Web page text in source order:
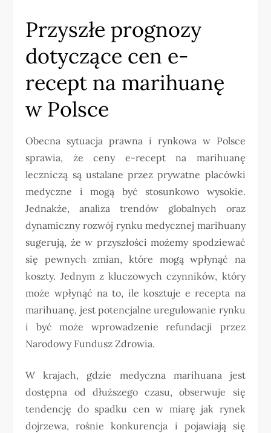
Przyszłe prognozy
dotyczące cen e-
recept na marihuanę
w Polsce
Obecna sytuacja prawna i rynkowa w Polsce
sprawia, że ceny e-recept na marihuanę
leczniczą są ustalane przez prywatne placówki
medyczne i mogą być stosunkowo wysokie.
Jednakże, analiza trendów globalnych oraz
dynamiczny rozwój rynku medycznej marihuany
sugerują, że w przyszłości możemy spodziewać
się pewnych zmian, które mogą wpłynąć na
koszty. Jednym z kluczowych czynników, który
może wpłynąć na to, ile kosztuje e recepta na
marihuanę, jest potencjalne uregulowanie rynku
i być może wprowadzenie refundacji przez
Narodowy Fundusz Zdrowia.
W krajach, gdzie medyczna marihuana jest
dostępna od dłuższego czasu, obserwuje się
tendencję do spadku cen w miarę jak rynek
dojrzewa, rośnie konkurencja i pojawiają się